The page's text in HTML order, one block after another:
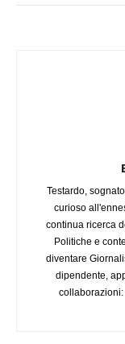
Testardo,
curioso
continua ricerca
Politiche e
diventare
dipendente,
collaborazioni: